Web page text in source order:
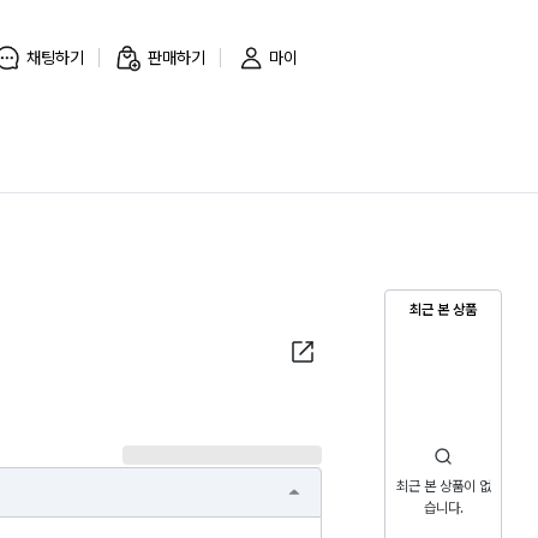
채팅하기 판매하기 마이
최근 본 상품
최근 본 상품이 없
습니다.